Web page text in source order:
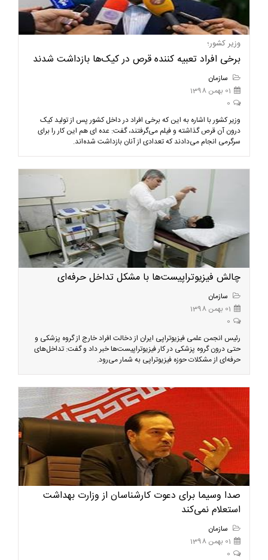
وزیر کشور؛
برخی افراد تعبیه کننده قرص در کیک‌ها بازداشت شدند
سازمان
01 بهمن 1398
0
وزیر کشور با اشاره به این که برخی افراد در داخل کشور پس از تولید کیک
درون آن قرص گذاشته و فیلم می‌گرفتند، گفت: عده ای هم این کار را برای
سرگرمی انجام می‌دادند که تعدادی از آنان بازداشت شده‌اند.
چالش فیزیوتراپیست‌ها با مشکل تداخل حرفه‌ای
سازمان
01 بهمن 1398
0
رئیس انجمن علمی فیزیوتراپی ایران از دخالت افراد خارج از گروه پزشکی و
حتی درون گروه پزشکی در کار فیزیوتراپیست‌ها خبر داد و گفت: تداخل‌های
حرفه‌ای از مشکلات حوزه فیزیوتراپی به شمار می‌رود.
صدا وسیما برای دعوت کارشناسان از وزارت بهداشت
استعلام نمی‌کند
سازمان
01 بهمن 1398
0